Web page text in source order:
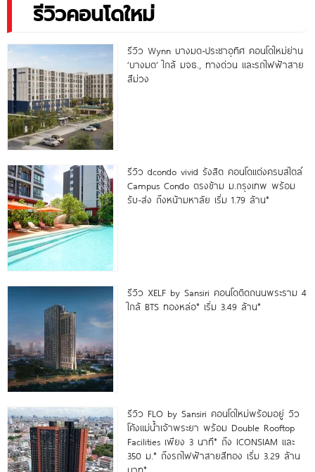
รีวิวคอนโดใหม่
รีวิว Wynn บางมด-ประชาอุทิศ คอนโดใหม่ย่าน
‘บางมด’ ใกล้ มจธ., ทางด่วน และรถไฟฟ้าสาย
สีม่วง
รีวิว dcondo vivid รังสิต คอนโดแต่งครบสไตล์
Campus Condo ตรงข้าม ม.กรุงเทพ พร้อม
รับ-ส่ง ถึงหน้ามหาลัย เริ่ม 1.79 ล้าน*
รีวิว XELF by Sansiri คอนโดติดถนนพระราม 4
ใกล้ BTS ทองหล่อ* เริ่ม 3.49 ล้าน*
รีวิว FLO by Sansiri คอนโดใหม่พร้อมอยู่ วิว
โค้งแม่น้ำเจ้าพระยา พร้อม Double Rooftop
Facilities เพียง 3 นาที* ถึง ICONSIAM และ
350 ม.* ถึงรถไฟฟ้าสายสีทอง เริ่ม 3.29 ล้าน